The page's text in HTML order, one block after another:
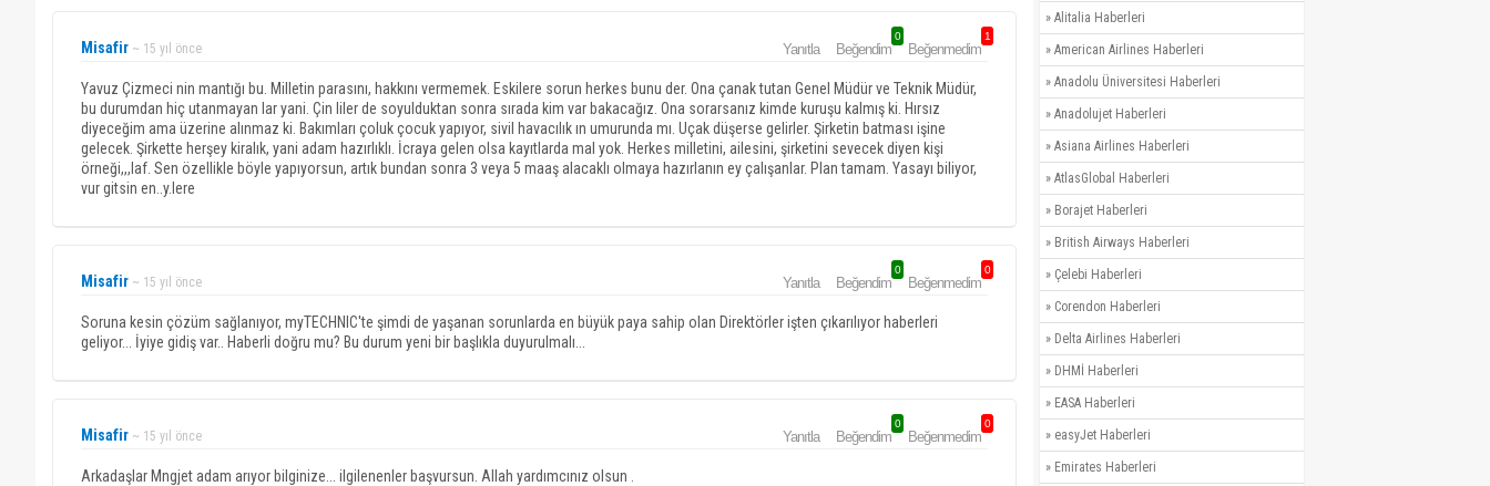
Misafir ~ 15 yıl önce Yanıtla Beğendim
0
Beğenmedim
1
Yavuz Çizmeci nin mantığı bu. Milletin parasını, hakkını vermemek. Eskilere sorun herkes bunu der. Ona çanak tutan Genel Müdür ve Teknik Müdür,
bu durumdan hiç utanmayan lar yani. Çin liler de soyulduktan sonra sırada kim var bakacağız. Ona sorarsanız kimde kuruşu kalmış ki. Hırsız
diyeceğim ama üzerine alınmaz ki. Bakımları çoluk çocuk yapıyor, sivil havacılık ın umurunda mı. Uçak düşerse gelirler. Şirketin batması işine
gelecek. Şirkette herşey kiralık, yani adam hazırlıklı. İcraya gelen olsa kayıtlarda mal yok. Herkes milletini, ailesini, şirketini sevecek diyen kişi
örneği,,,laf. Sen özellikle böyle yapıyorsun, artık bundan sonra 3 veya 5 maaş alacaklı olmaya hazırlanın ey çalışanlar. Plan tamam. Yasayı biliyor,
vur gitsin en..y.lere
Misafir ~ 15 yıl önce Yanıtla Beğendim
0
Beğenmedim
0
Soruna kesin çözüm sağlanıyor, myTECHNIC'te şimdi de yaşanan sorunlarda en büyük paya sahip olan Direktörler işten çıkarılıyor haberleri
geliyor... İyiye gidiş var.. Haberli doğru mu? Bu durum yeni bir başlıkla duyurulmalı...
Misafir ~ 15 yıl önce Yanıtla Beğendim
0
Beğenmedim
0
Arkadaşlar Mngjet adam arıyor bilginize... ilgilenenler başvursun. Allah yardımcınız olsun .
» Alitalia Haberleri
» American Airlines Haberleri
» Anadolu Üniversitesi Haberleri
» Anadolujet Haberleri
» Asiana Airlines Haberleri
» AtlasGlobal Haberleri
» Borajet Haberleri
» British Airways Haberleri
» Çelebi Haberleri
» Corendon Haberleri
» Delta Airlines Haberleri
» DHMİ Haberleri
» EASA Haberleri
» easyJet Haberleri
» Emirates Haberleri